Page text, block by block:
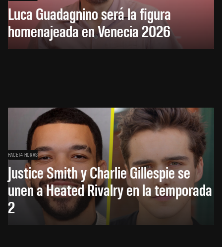
Luca Guadagnino será la figura
homenajeada en Venecia 2026
HACE 14 HORAS
Justice Smith y Charlie Gillespie se
unen a Heated Rivalry en la temporada
2